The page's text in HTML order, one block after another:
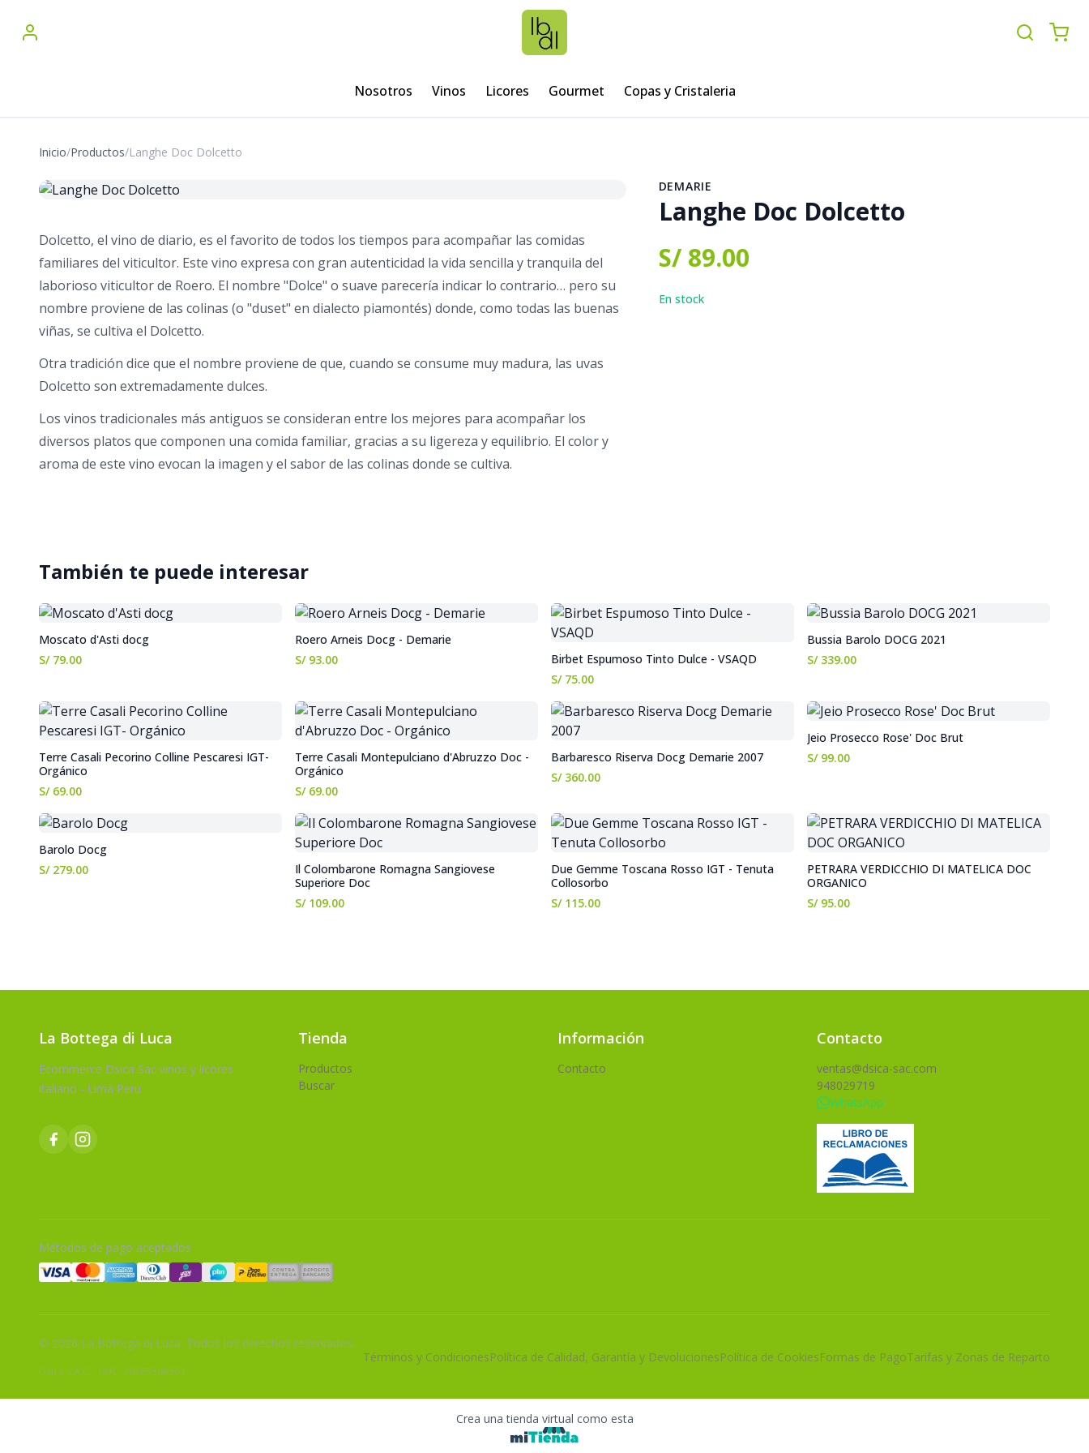
Nosotros Vinos Licores Gourmet Copas y Cristaleria
Inicio/Productos/Langhe Doc Dolcetto
DEMARIE
Langhe Doc Dolcetto
S/ 89.00
En stock
Dolcetto, el vino de diario, es el favorito de todos los tiempos para acompañar las comidas
familiares del viticultor. Este vino expresa con gran autenticidad la vida sencilla y tranquila del
laborioso viticultor de Roero. El nombre "Dolce" o suave parecería indicar lo contrario… pero su
nombre proviene de las colinas (o "duset" en dialecto piamontés) donde, como todas las buenas
viñas, se cultiva el Dolcetto.
Otra tradición dice que el nombre proviene de que, cuando se consume muy madura, las uvas
Dolcetto son extremadamente dulces.
Los vinos tradicionales más antiguos se consideran entre los mejores para acompañar los
diversos platos que componen una comida familiar, gracias a su ligereza y equilibrio. El color y
aroma de este vino evocan la imagen y el sabor de las colinas donde se cultiva.
También te puede interesar
Moscato d'Asti docg
S/ 79.00
Roero Arneis Docg - Demarie
S/ 93.00
Birbet Espumoso Tinto Dulce - VSAQD
S/ 75.00
Bussia Barolo DOCG 2021
S/ 339.00
Terre Casali Pecorino Colline Pescaresi IGT-
Orgánico
S/ 69.00
Terre Casali Montepulciano d'Abruzzo Doc -
Orgánico
S/ 69.00
Barbaresco Riserva Docg Demarie 2007
S/ 360.00
Jeio Prosecco Rose' Doc Brut
S/ 99.00
Barolo Docg
S/ 279.00
Il Colombarone Romagna Sangiovese
Superiore Doc
S/ 109.00
Due Gemme Toscana Rosso IGT - Tenuta
Collosorbo
S/ 115.00
PETRARA VERDICCHIO DI MATELICA DOC
ORGANICO
S/ 95.00
La Bottega di Luca
Ecommerce Dsica Sac vinos y licores
italiano - Lima Peru
Tienda
Productos
Buscar
Información
Contacto
Contacto
ventas@dsica-sac.com
948029719
WhatsApp
Métodos de pago aceptados
© 2026 La Bottega di Luca. Todos los derechos reservados.
Dsica S.A.C. · RUC: 20563596563
Términos y CondicionesPolítica de Calidad, Garantía y DevolucionesPolítica de CookiesFormas de PagoTarifas y Zonas de Reparto
Crea una tienda virtual como esta